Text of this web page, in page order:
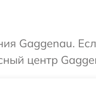
Gaggenau.
центр